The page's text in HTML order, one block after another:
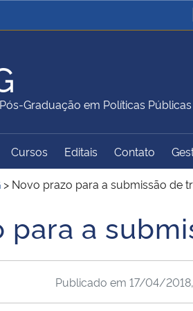
da Justiça e
Ministério da
da Educação
do Turismo
Ministério do
de Segurança
Advocacia-
Graduação em Políticas
Cursos Editais Contato
> Novo prazo para a submissão de
para a
Publicado em 17/04/